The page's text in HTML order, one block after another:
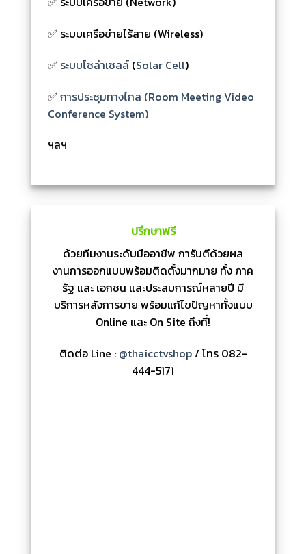
✅ ระบบเครือข่ายไร้สาย (Wireless)
✅ ระบบโซล่าเซลล์ (Solar Cell)
✅ การประชุมทางไกล (Room Meeting Video
Conference System)
ฯลฯ
ปรึกษาฟรี
ด้วยทีมงานระดับมืออาชีพ การันตีด้วยผล
งานการออกแบบพร้อมติดตั้งมากมาย ทั้ง ภาค
รัฐ และ เอกชน และประสบการณ์หลายปี มี
บริการหลังการขาย พร้อมแก้ไขปัญหาทั้งแบบ
Online และ On Site ถึงที่!
ติดต่อ Line : @thaicctvshop/ โทร 082-
444-5171